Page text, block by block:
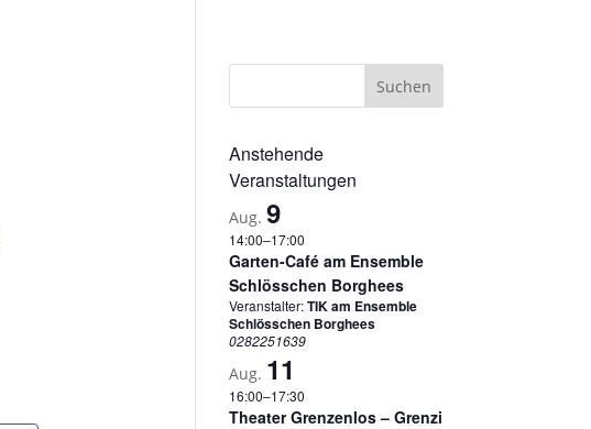
Anstehende
Veranstaltungen
Aug.9
14:00–17:00
Garten-Café am Ensemble
Schlösschen Borghees
Veranstalter:TIK am Ensemble
Schlösschen Borghees
0282251639
Aug. 11
16:00–17:30
Theater Grenzenlos – Grenzi